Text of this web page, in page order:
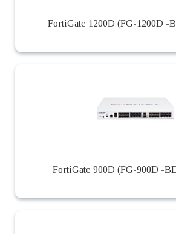
FortiGate 1200D (FG-1200D -
FortiGate 900D (FG-900D -